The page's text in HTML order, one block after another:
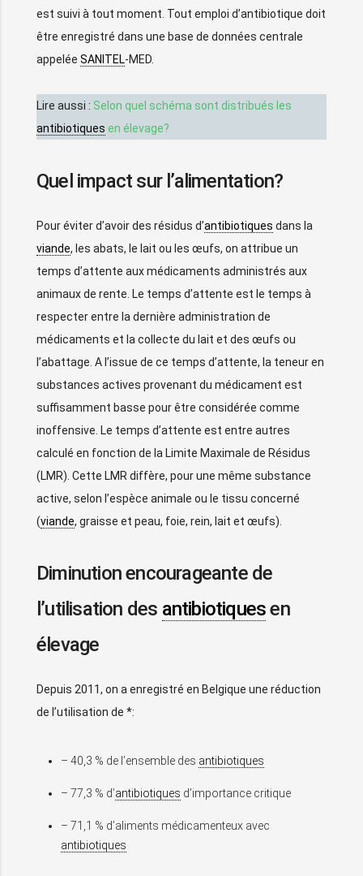
est suivi à tout moment. Tout emploi d’antibiotique doit
être enregistré dans une base de données centrale
appelée SANITEL-MED.
Lire aussi : Selon quel schéma sont distribués les
antibiotiques en élevage?
Quel impact sur l’alimentation?
Pour éviter d’avoir des résidus d’antibiotiques dans la
viande, les abats, le lait ou les œufs, on attribue un
temps d’attente aux médicaments administrés aux
animaux de rente. Le temps d’attente est le temps à
respecter entre la dernière administration de
médicaments et la collecte du lait et des œufs ou
l’abattage. A l’issue de ce temps d’attente, la teneur en
substances actives provenant du médicament est
suffisamment basse pour être considérée comme
inoffensive. Le temps d’attente est entre autres
calculé en fonction de la Limite Maximale de Résidus
(LMR). Cette LMR diffère, pour une même substance
active, selon l’espèce animale ou le tissu concerné
(viande, graisse et peau, foie, rein, lait et œufs).
Diminution encourageante de
l’utilisation des antibiotiquesen
élevage
Depuis 2011, on a enregistré en Belgique une réduction
de l’utilisation de *:
– 40,3 % de l’ensemble des antibiotiques
– 77,3 % d’antibiotiques d’importance critique
– 71,1 % d’aliments médicamenteux avec
antibiotiques